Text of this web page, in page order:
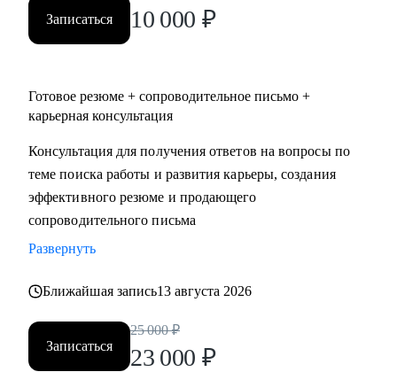
Записаться 10 000 ₽
Готовое резюме + сопроводительное письмо +
карьерная консультация
Консультация для получения ответов на вопросы по
теме поиска работы и развития карьеры, создания
эффективного резюме и продающего
сопроводительного письма
Развернуть
Ближайшая запись13 августа 2026
Записаться
25 000 ₽
23 000 ₽